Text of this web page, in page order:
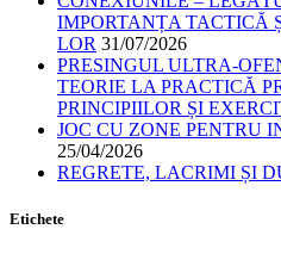
IMPORTANȚA TACTICĂ
LOR 31/07/2026
PRESINGUL ULTRA-
TEORIE LA PRACTICĂ
PRINCIPIILOR ȘI
JOC CU ZONE PENTRU
25/04/2026
REGRETE, LACRIMI ȘI
Etichete